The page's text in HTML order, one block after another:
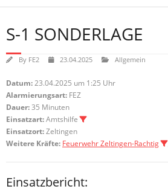
S-1 SONDERLAGE
By FE2 23.04.2025 Allgemein
Datum:23.04.2025 um 1:25 Uhr
Alarmierungsart: FEZ
Dauer:35 Minuten
Einsatzart:Amtshilfe
Einsatzort:Zeltingen
Weitere Kräfte: Feuerwehr Zeltingen-Rachtig
Einsatzbericht: